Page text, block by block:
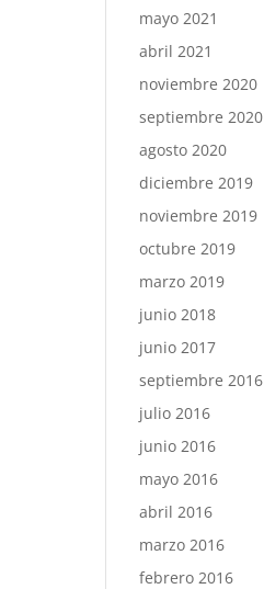
mayo 2021
abril 2021
noviembre 2020
septiembre 2020
agosto 2020
diciembre 2019
noviembre 2019
octubre 2019
marzo 2019
junio 2018
junio 2017
septiembre 2016
julio 2016
junio 2016
mayo 2016
abril 2016
marzo 2016
febrero 2016